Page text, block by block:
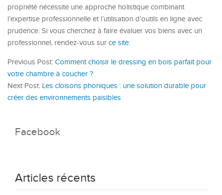
propriété nécessite une approche holistique combinant
l’expertise professionnelle et l’utilisation d’outils en ligne avec
prudence. Si vous cherchez à faire évaluer vos biens avec un
professionnel, rendez-vous sur ce site.
Previous Post: Comment choisir le dressing en bois parfait pour
votre chambre à coucher ?
Next Post: Les cloisons phoniques : une solution durable pour
créer des environnements paisibles
Facebook
Articles récents